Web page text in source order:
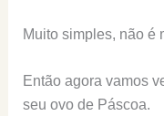
Muito simples, não é
Então agora vamos
seu ovo de Páscoa.